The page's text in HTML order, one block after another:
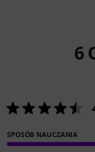
6
SPOSÓB NAUCZANIA